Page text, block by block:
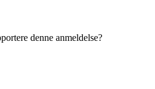
denne anmeldelse?